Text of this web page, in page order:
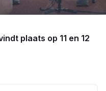
plaats op 11 en 12